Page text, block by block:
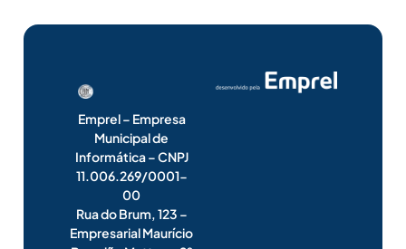
Emprel – Empresa
Municipal de
Informática – CNPJ
11.006.269/0001-
00
Rua do Brum, 123 –
Empresarial Maurício